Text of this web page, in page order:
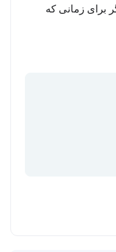
برای زمانی که